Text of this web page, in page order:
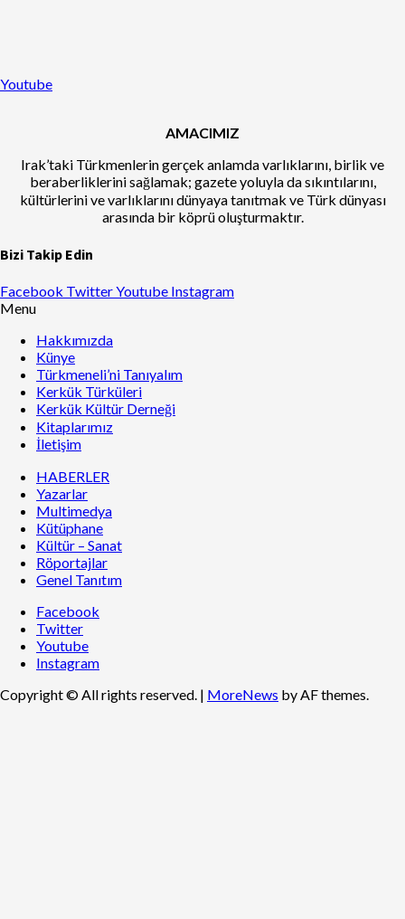
Youtube
AMACIMIZ
Irak’taki Türkmenlerin gerçek anlamda varlıklarını, birlik ve
beraberliklerini sağlamak; gazete yoluyla da sıkıntılarını,
kültürlerini ve varlıklarını dünyaya tanıtmak ve Türk dünyası
arasında bir köprü oluşturmaktır.
Bizi Takip Edin
Facebook TwitterYoutube Instagram
Menu
Hakkımızda
Künye
Türkmeneli’ni Tanıyalım
Kerkük Türküleri
Kerkük Kültür Derneği
Kitaplarımız
İletişim
HABERLER
Yazarlar
Multimedya
Kütüphane
Kültür – Sanat
Röportajlar
Genel Tanıtım
Facebook
Twitter
Youtube
Instagram
Copyright © All rights reserved. | MoreNews by AF themes.